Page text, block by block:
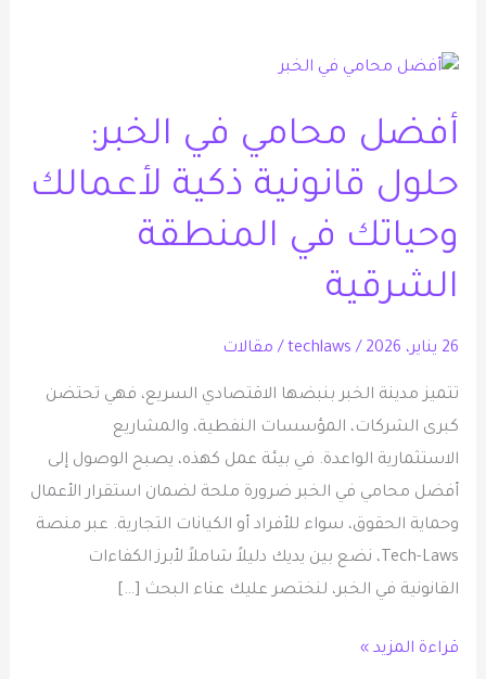
أفضل محامي في الخبر:
حلول قانونية ذكية لأعمالك
وحياتك في المنطقة
الشرقية
26 يناير، 2026 /
techlaws
/ مقالات
تتميز مدينة الخبر بنبضها الاقتصادي السريع، فهي تحتضن
كبرى الشركات، المؤسسات النفطية، والمشاريع
الاستثمارية الواعدة. في بيئة عمل كهذه، يصبح الوصول إلى
أفضل محامي في الخبر ضرورة ملحة لضمان استقرار الأعمال
وحماية الحقوق، سواء للأفراد أو الكيانات التجارية. عبر منصة
Tech-Laws، نضع بين يديك دليلاً شاملاً لأبرز الكفاءات
القانونية في الخبر، لنختصر عليك عناء البحث […]
أفضل
في
حلول
قانونية
لأعمالك
المنطقة
الشرقية
قراءة المزيد »